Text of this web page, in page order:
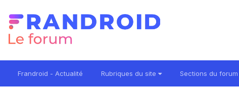
Frandroid - Actualité Rubriques du site Sections du forum